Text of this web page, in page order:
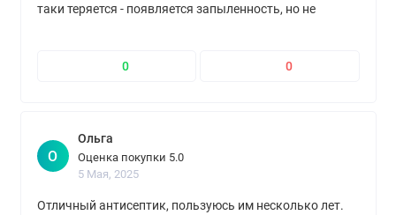
таки теряется - появляется запыленность, но не
0
0
О
Ольга
Оценка покупки 5.0
5 Мая, 2025
Отличный антисептик, пользуюсь им несколько лет.